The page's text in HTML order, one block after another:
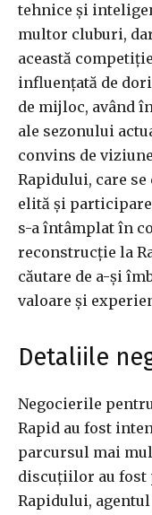
tehnice și
multor cluburi,
această
influențată de
de mijloc, având
ale sezonului
convins de
Rapidului, care
elită și
s-a întâmplat în
reconstrucție la
căutare de a-și
valoare și
Detaliile
Negocierile
Rapid au fost
parcursul mai
discuțiilor au
Rapidului,